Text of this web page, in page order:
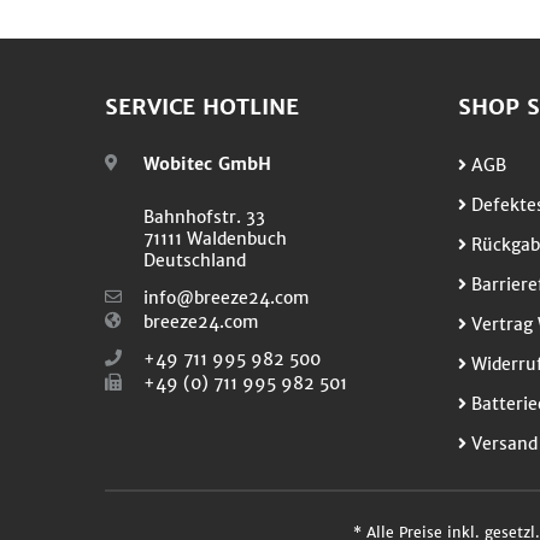
SERVICE HOTLINE
Wobitec GmbH
Bahnhofstr. 33
71111 Waldenbuch
Deutschland
info@breeze24.com
breeze24.com
+49 711 995 982 500
+49 (0) 711 995 982 501
SHOP
AGB
Vertrag
Versand
* Alle Preise inkl.